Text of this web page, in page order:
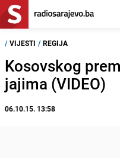
/ VIJESTI / REGIJA
Kosovskog
jajima (VIDEO)
06.10.15. 13:58